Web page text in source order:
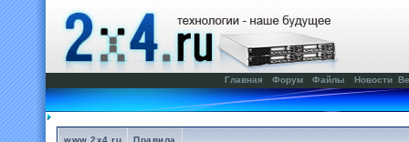
Главная Форум Файлы Новости
www.2x4.ru Правила